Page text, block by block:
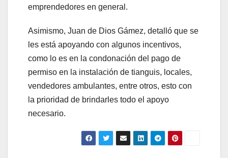
emprendedores en general.
Asimismo, Juan de Dios Gámez, detalló que se
les está apoyando con algunos incentivos,
como lo es en la condonación del pago de
permiso en la instalación de tianguis, locales,
vendedores ambulantes, entre otros, esto con
la prioridad de brindarles todo el apoyo
necesario.